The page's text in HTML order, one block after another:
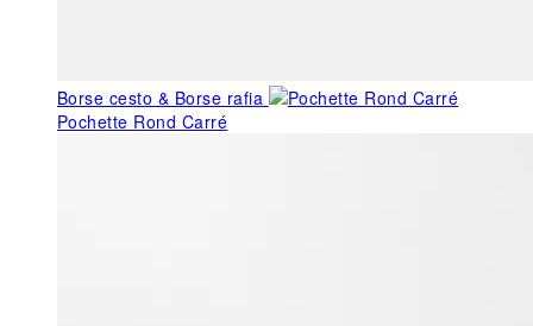
Borse cesto & Borse rafia
Pochette Rond Carré